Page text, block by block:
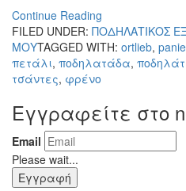
Continue Reading
FILED UNDER: ΠΟΔΗΛΑΤΙΚΟΣ
ΜΟΥTAGGED WITH: ortlieb,
πετάλι, ποδηλατάδα,
τσάντες, φρένο
Εγγραφείτε στο
Email
Please wait...
Εγγραφή